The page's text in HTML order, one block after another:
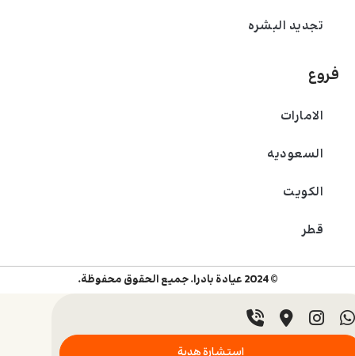
فروع
الامارات
السعودیه
الکویت
قطر
تجديد البشره
© 2024 عيادة بادرا. جميع الحقوق محفوظة.